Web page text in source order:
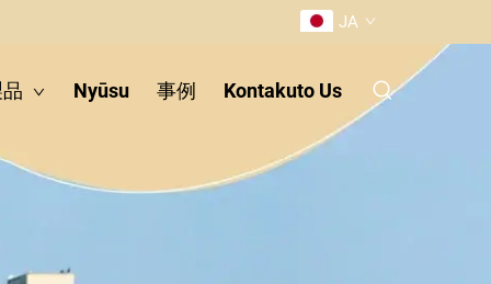
JA
Nyūsu 事例 Kontakuto Us